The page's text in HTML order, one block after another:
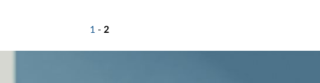
1 - 2